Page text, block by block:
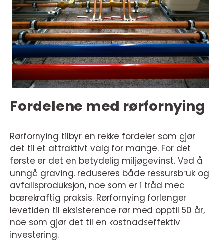
Fordelene med rørfornying
Rørfornying tilbyr en rekke fordeler som gjør
det til et attraktivt valg for mange. For det
første er det en betydelig miljøgevinst. Ved å
unngå graving, reduseres både ressursbruk og
avfallsproduksjon, noe som er i tråd med
bærekraftig praksis. Rørfornying forlenger
levetiden til eksisterende rør med opptil 50 år,
noe som gjør det til en kostnadseffektiv
investering.